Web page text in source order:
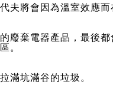
夫將會因為溫室效應
廢棄電器產品，最後
。
滿坑滿谷的垃圾。